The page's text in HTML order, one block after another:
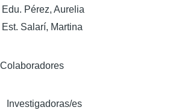
Edu. Pérez, Aurelia
Est. Salarí, Martina
Colaboradores
Investigadoras/es